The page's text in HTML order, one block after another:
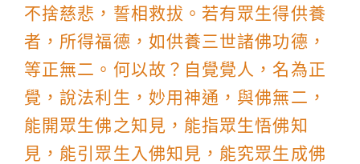
不捨慈悲，誓相救拔。若有眾生得供養
者，所得福德，如供養三世諸佛功德，
等正無二。何以故？自覺覺人，名為正
覺，說法利生，妙用神通，與佛無二，
能開眾生佛之知見，能指眾生悟佛知
見，能引眾生入佛知見，能究眾生成佛